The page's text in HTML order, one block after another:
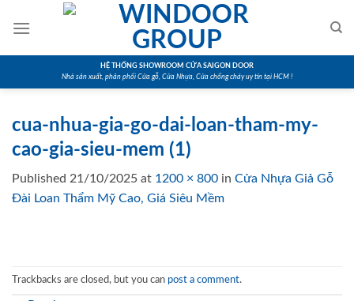
HỆ THỐNG SHOWROOM CỬA SAIGON DOOR
Nhà sản xuất, phân phối Cửa gỗ, Cửa Nhựa, Cửa chống cháy uy tín tại HCM !
cua-nhua-gia-go-dai-loan-tham-my-
cao-gia-sieu-mem (1)
Published 21/10/2025 at 1200 × 800 in Cửa Nhựa Giả Gỗ
Đài Loan Thẩm Mỹ Cao, Giá Siêu Mềm
Trackbacks are closed, but you can post a comment.